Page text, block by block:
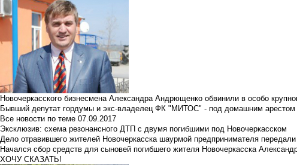
Новочеркасского бизнесмена Александра Андрющенко обвинили в особо
Бывший депутат гордумы и экс-владелец ФК "МИТОС" - под домашним арестом
Все новости по теме 07.09.2017
Эксклюзив: схема резонансного ДТП с двумя погибшими под Новочеркасском
Дело отравившего жителей Новочеркасска шаурмой предпринимателя
Начался сбор средств для сыновей погибшего жителя Новочеркасска
ХОЧУ СКАЗАТЬ!